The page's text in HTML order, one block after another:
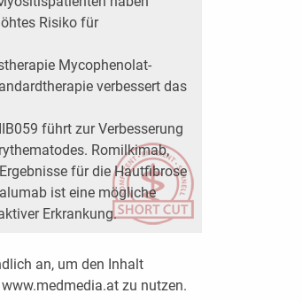
Risiko für
Mycophenolat-
verbessert das
führt zur Verbesserung
Romilkimab,
für die Hautfibrose
ist eine mögliche
Erkrankung.
an, um den Inhalt
zu nutzen.